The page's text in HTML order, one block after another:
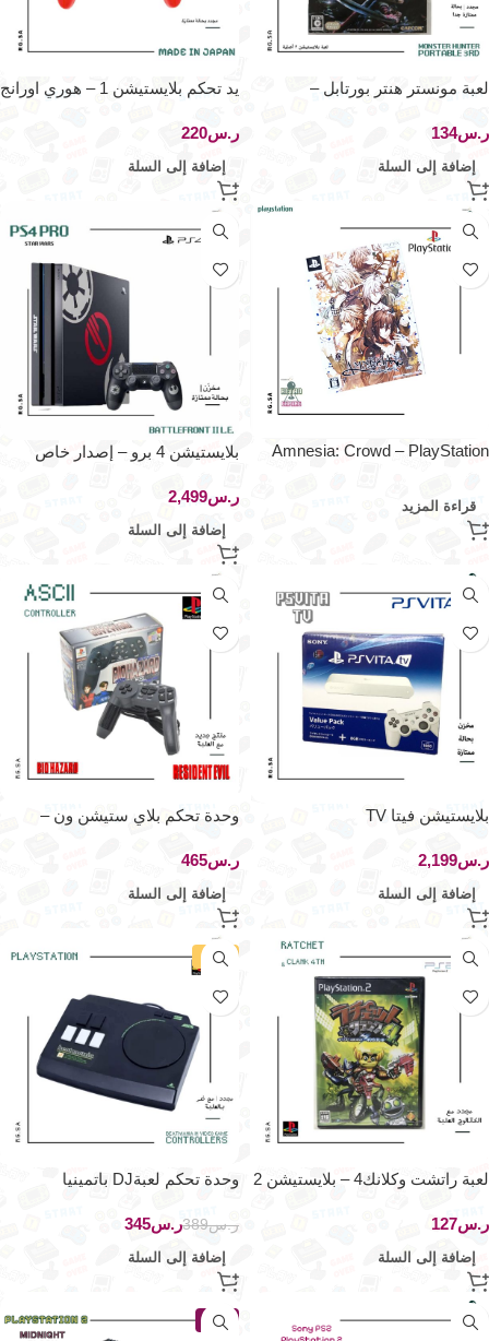
لعبة مونستر هنتر بورتابل –
ر.س
إضافة إلى السلة
يد تحكم بلايستيشن 1 – هوري اورانج
ر.س
إضافة إلى السلة
Amnesia: Crowd – PlayStation
قراءة المزيد
بلايستيشن 4 برو – إصدار خاص
ر.س
إضافة إلى السلة
بلايستيشن فيتا TV
ر.س
إضافة إلى السلة
وحدة تحكم بلاي ستيشن ون –
ر.س
إضافة إلى السلة
لعبة راتشت وكلانك4 – بلايستيشن 2
ر.س
إضافة إلى السلة
-11%
وحدة تحكم لعبةDJ باتمينيا
ر.س389ر.س345
إضافة إلى السلة
جديد